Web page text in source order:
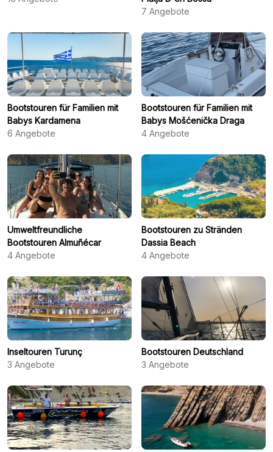
7 Angebote
Bootstouren für Familien mit
Babys Kardamena
6 Angebote
Bootstouren für Familien mit
Babys Mošćenička Draga
4 Angebote
Umweltfreundliche
Bootstouren Almuñécar
4 Angebote
Bootstouren zu Stränden
Dassia Beach
4 Angebote
Inseltouren Turunç
3 Angebote
Bootstouren Deutschland
3 Angebote